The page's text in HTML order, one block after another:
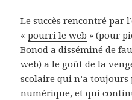
Le succès rencontré par
«pourri le web » (pour
Bonod a disséminé de
web) a le goût de la
scolaire qui n’a
numérique, et qui